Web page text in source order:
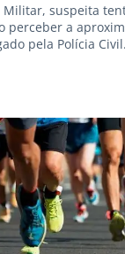
Militar, suspeita
perceber a
pela Polícia